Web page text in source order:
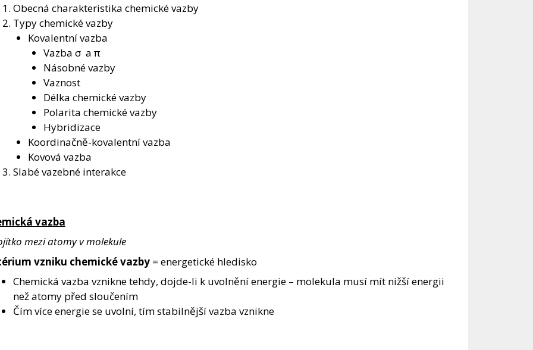
Obecná charakteristika chemické vazby
Typy chemické vazby
Kovalentní vazba
Vazba σ a π
Násobné vazby
Vaznost
Délka chemické vazby
Polarita chemické vazby
Hybridizace
Koordinačně-kovalentní vazba
Kovová vazba
Slabé vazebné interakce
vazba
mezi atomy v molekule
vzniku chemické vazby = energetické hledisko
Chemická vazba vznikne tehdy, dojde-li k uvolnění energie – molekula musí mít nižší energii
než atomy před sloučením
Čím více energie se uvolní, tím stabilnější vazba vznikne